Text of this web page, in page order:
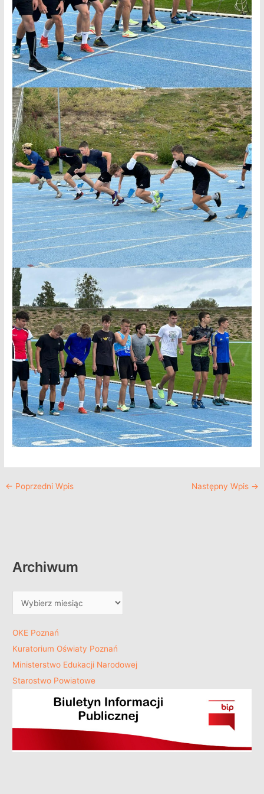
← Poprzedni Wpis Następny Wpis →
Archiwum
OKE Poznań
Kuratorium Oświaty Poznań
Ministerstwo Edukacji Narodowej
Starostwo Powiatowe